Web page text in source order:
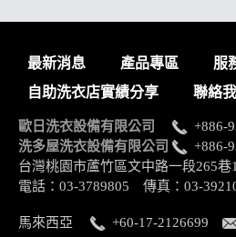
最新消息 產品專區 服
自助洗衣店實績分享
聯絡
歐日洗衣設備有限公司
+886-
洗多屋洗衣設備有限公司
+886-
台灣桃園市蘆竹區文中路一段265
電話：03-3789805 傳真：03-
馬來西亞 +60-17-2126699